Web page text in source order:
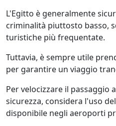
L'Egitto è generalmente
criminalità piuttosto basso,
turistiche più frequentate.
Tuttavia, è sempre utile
per garantire un viaggio
Per velocizzare il passaggio
sicurezza, considera l'uso
disponibile negli aeroporti